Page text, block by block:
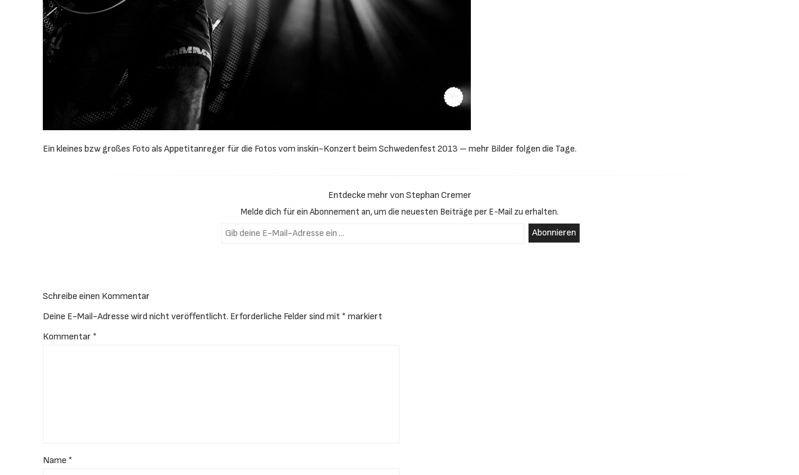
Ein kleines bzw großes Foto als Appetitanreger für die Fotos vom inskin-Konzert beim Schwedenfest 2013 – mehr Bilder folgen die Tage.
Entdecke mehr von Stephan Cremer
Melde dich für ein Abonnement an, um die neuesten Beiträge per E-Mail zu erhalten.
Abonnieren
Schreibe einen Kommentar
Deine E-Mail-Adresse wird nicht veröffentlicht. Erforderliche Felder sind mit * markiert
Kommentar *
Name *